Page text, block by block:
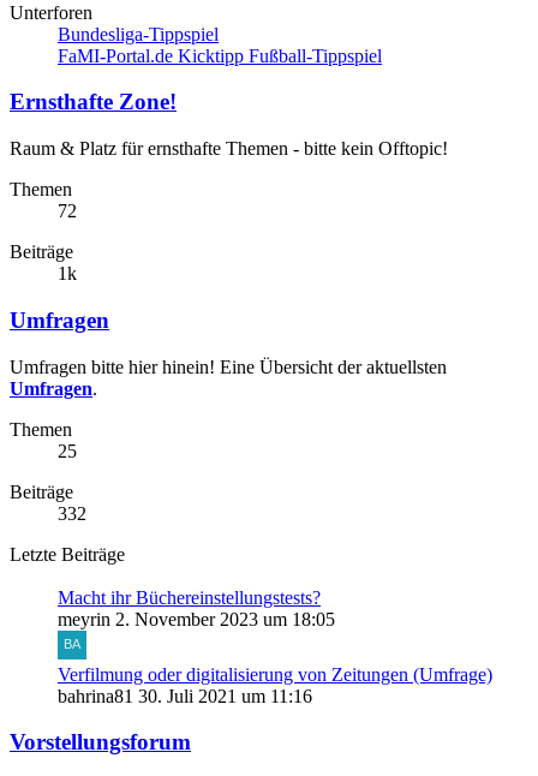
Unterforen
Bundesliga-Tippspiel
FaMI-Portal.de Kicktipp Fußball-Tippspiel
Ernsthafte Zone!
Raum & Platz für ernsthafte Themen - bitte kein Offtopic!
Themen
72
Beiträge
1k
Umfragen
Umfragen bitte hier hinein! Eine Übersicht der aktuellsten
Umfragen.
Themen
25
Beiträge
332
Letzte Beiträge
Macht ihr Büchereinstellungstests?
meyrin 2. November 2023 um 18:05
Verfilmung oder digitalisierung von Zeitungen (Umfrage)
bahrina81 30. Juli 2021 um 11:16
Vorstellungsforum